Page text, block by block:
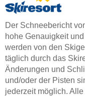
Der Schneebericht
hohe Genauigkeit
werden von den
täglich durch das
Änderungen und
und/oder der Pisten
jederzeit möglich.